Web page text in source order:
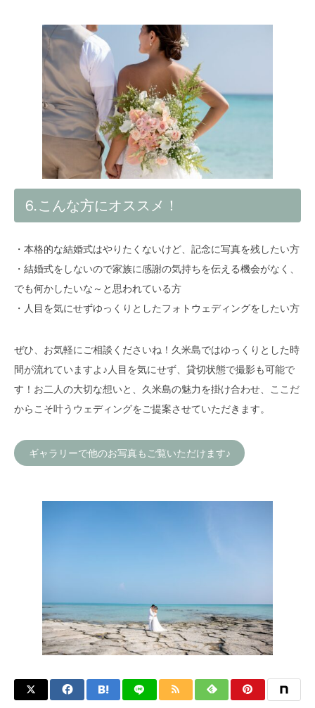
⒍こんな方にオススメ！
・本格的な結婚式はやりたくないけど、記念に写真を残したい方
・結婚式をしないので家族に感謝の気持ちを伝える機会がなく、
でも何かしたいな～と思われている方
・人目を気にせずゆっくりとしたフォトウェディングをしたい方
ぜひ、お気軽にご相談くださいね！久米島ではゆっくりとした時
間が流れていますよ♪人目を気にせず、貸切状態で撮影も可能で
す！お二人の大切な想いと、久米島の魅力を掛け合わせ、ここだ
からこそ叶うウェディングをご提案させていただきます。
ギャラリーで他のお写真もご覧いただけます♪